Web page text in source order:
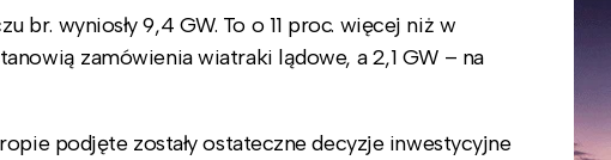
wyniosły 9,4 GW. To o 11 proc. więcej niż w
zamówienia wiatraki lądowe, a 2,1 GW – na
podjęte zostały ostateczne decyzje inwestycyjne